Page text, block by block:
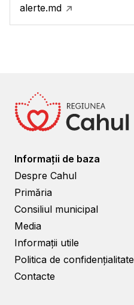
alerte.md
Informații de baza
Despre Cahul
Primăria
Consiliul municipal
Media
Informații utile
Politica de confidențialitate
Contacte